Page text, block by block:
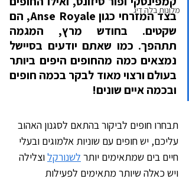
מלונות בלה דיג
ובכמה איים שונים!
תבחרו חופים לביקור בהתאם לסגנון האהוב
עליכם, יש חופים עם שוניות אלמוגים ובעלי
חיים בים שמתאימים יותר לשנורקל וצלילה
ויש כאלה שיותר מתאימים לפעילות